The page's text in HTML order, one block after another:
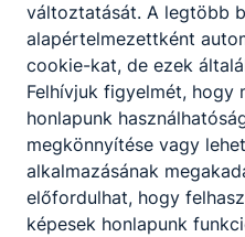
Május 14-én került
Tenisz Diákolimpia.
osztály tanulója B
2026. máj. 30.
Bujdosó
Teller Ede Fizika
változtatását. A legtöbb
alapértelmezettként
cookie-kat, de ezek
Felhívjuk figyelmét, hogy
honlapunk
megkönnyítése vagy
alkalmazásának
előfordulhat, hogy
képesek honlapunk